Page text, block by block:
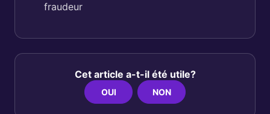
fraudeur
Cet article a-t-il été utile?
OUI NON